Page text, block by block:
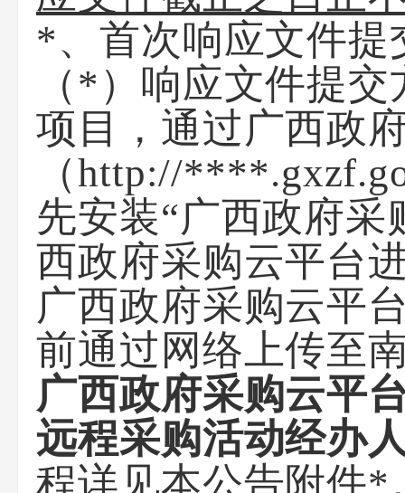
*、首次响应文件提
（*）响应文件提
项目，通过广西政
（http://
先安装“广西政府采
西政府采购云平台
广西政府采购云平
前通过网络上传至
广西政府采购云平
远程采购活动经办
程详见本公告附件*